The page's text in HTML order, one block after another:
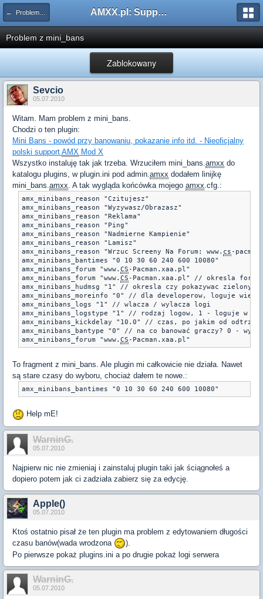
← Problemy z pluginami AMXX.pl: Support AMX Mod X i SourceMod
Problem z mini_bans
Zablokowany
Sevcio
05.07.2010
Witam. Mam problem z mini_bans.
Chodzi o ten plugin:
Mini Bans - powód przy banowaniu, pokazanie info itd. - Nieoficjalny
polski support AMX Mod X
Wszystko instaluję tak jak trzeba. Wrzuciłem mini_bans.amxx do
katalogu plugins, w plugin.ini pod admin.amxx dodałem linijkę
mini_bans.amxx. A tak wygląda końcówka mojego amxx.cfg.:
amx_minibans_reason "Czitujesz"
amx_minibans_reason "Wyzywasz/Obrazasz"
amx_minibans_reason "Reklama"
amx_minibans_reason "Ping"
amx_minibans_reason "Nadmierne Kampienie"
amx_minibans_reason "Lamisz"
amx_minibans_reason "Wrzuc Screeny Na Forum: www. cs -
amx_minibans_bantimes "0 10 30 60 240 600 10080"
amx_minibans_forum "www. CS -Pacman.xaa.pl"
amx_minibans_forum "www. CS -Pacman.xaa.pl" // okresla forum
amx_minibans_hudmsg "1" // okresla czy pokazywac zielony
amx_minibans_moreinfo "0" // dla developerow, loguje
amx_minibans_logs "1" // wlacza / wylacza logi
amx_minibans_logstype "1" // rodzaj logow, 1 - loguje w
amx_minibans_kickdelay "10.0" // czas, po jakim od
amx_minibans_bantype "0" // na co banować graczy? 0 -
amx_minibans_forum "www. CS -Pacman.xaa.pl"
To fragment z mini_bans. Ale plugin mi całkowicie nie działa. Nawet
są stare czasy do wyboru, chociaż dałem te nowe.:
Help mE!
WarninG.
05.07.2010
Najpierw nic nie zmieniaj i zainstaluj plugin taki jak ściągnołeś a
dopiero potem jak ci zadziała zabierz się za edycję.
Apple()
05.07.2010
Ktoś ostatnio pisał że ten plugin ma problem z edytowaniem długości
czasu banów(wada wrodzona
).
Po pierwsze pokaż plugins.ini a po drugie pokaż logi serwera
WarninG.
05.07.2010